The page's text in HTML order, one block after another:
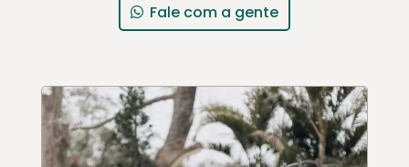
Fale com a gente